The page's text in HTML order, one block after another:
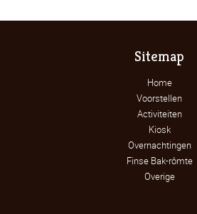
Sitemap
Home
Voorstellen
Activiteiten
Kiosk
Overnachtingen
Finse Bak-rômte
Overige